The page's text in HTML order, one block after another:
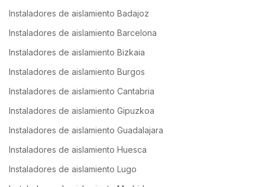
Instaladores de aislamiento Badajoz
Instaladores de aislamiento Barcelona
Instaladores de aislamiento Bizkaia
Instaladores de aislamiento Burgos
Instaladores de aislamiento Cantabria
Instaladores de aislamiento Gipuzkoa
Instaladores de aislamiento Guadalajara
Instaladores de aislamiento Huesca
Instaladores de aislamiento Lugo